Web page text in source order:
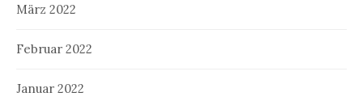
März 2022
Februar 2022
Januar 2022